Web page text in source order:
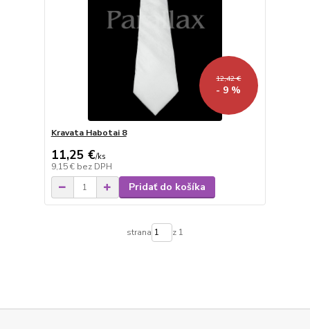
12,42 €
- 9 %
Kravata Habotai 8
11,25 €/ks
9,15 € bez DPH
Pridať do košíka
strana z 1